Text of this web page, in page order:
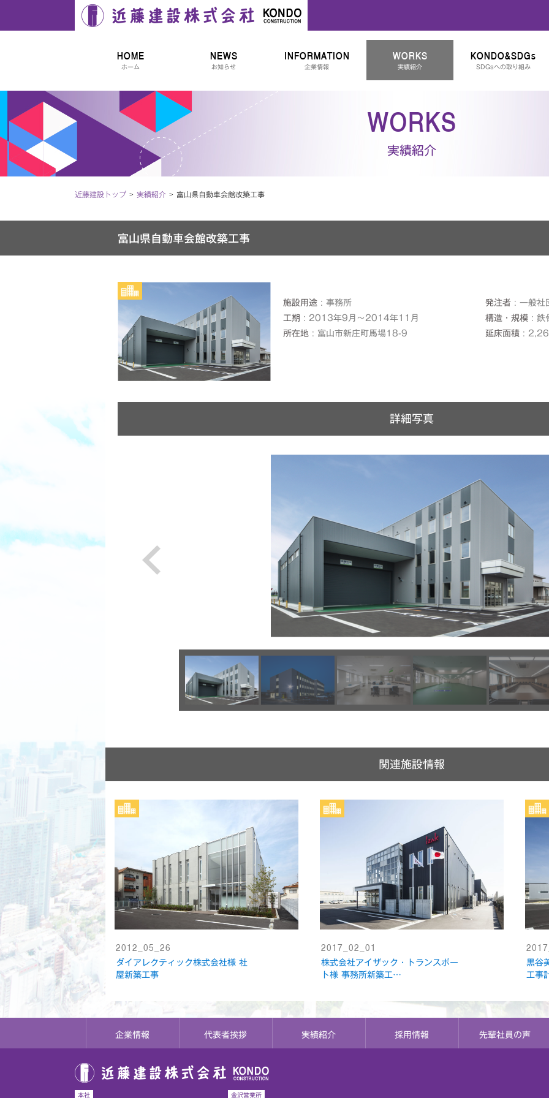
HOME
ホーム
NEWS
お知らせ
INFORMATION
企業情報
WORKS
実績紹介
KONDO&SDGs
SDGsへの取り組み
WORKS
実績紹介
近藤建設トップ 実績紹介 富山県自動車会館改築工事
富山県自動車会館改築工事
施設用途
事務所
工期
2013年9月～2014年11月
所在地
富山市新庄町馬場18-9
発注者
一般社
構造・規模
鉄
延床面積
詳細写真
関連施設情報
2012_05_26
ダイアレクティック株式会社様 社
屋新築工事
2017_02_01
株式会社アイザック・トランスポー
ト様 事務所新築工…
黒谷
工事
企業情報 代表者挨拶 実績紹介 採用情報 先輩社員の声
本社 金沢営業所